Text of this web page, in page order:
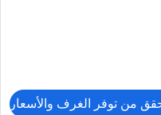
من توفر الغرف والأسعار